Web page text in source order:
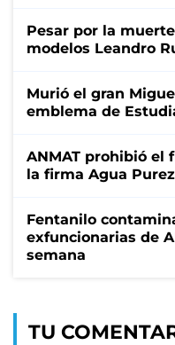
Pesar por la
modelos Leandro
Murió el gran
emblema de
ANMAT prohibió el
la firma Agua
Fentanilo
exfuncionarias de
semana
TU